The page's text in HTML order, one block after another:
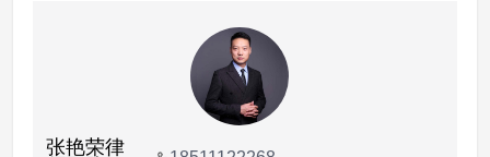
张艳荣律